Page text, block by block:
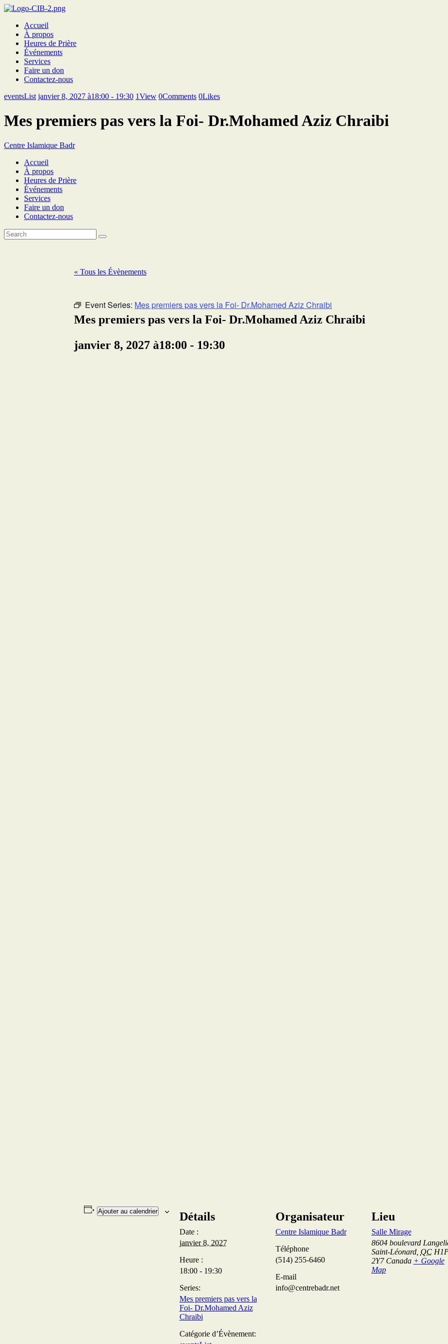
Accueil
À propos
Heures de Prière
Événements
Services
Faire un don
Contactez-nous
eventsList janvier 8, 2027 à18:00 - 19:30 1View 0Comments 0Likes
Mes premiers pas vers la Foi- Dr.Mohamed Aziz Chraibi
Centre Islamique Badr
Accueil
À propos
Heures de Prière
Événements
Services
Faire un don
Contactez-nous
« Tous les Évènements
Event Series: Mes premiers pas vers la Foi- Dr.Mohamed Aziz Chraibi
Mes premiers pas vers la Foi- Dr.Mohamed Aziz Chraibi
janvier 8, 2027 à18:00 - 19:30
Ajouter au calendrier Détails
Date :
janvier 8, 2027
Heure :
18:00 - 19:30
Series:
Mes premiers pas vers la
Foi- Dr.Mohamed Aziz
Chraibi
Catégorie d’Évènement:
Organisateur
Centre Islamique Badr
Téléphone
(514) 255-6460
E-mail
info@centrebadr.net
Lieu
Salle Mirage
8604 boulevard
Saint-Léonard, QC
2Y7 Canada + Google
Map